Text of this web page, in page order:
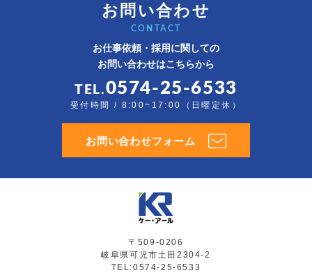
お問い合わせ
CONTACT
お仕事依頼・採用に関しての
お問い合わせはこちらから
TEL.0574-25-6533
受付時間 / 8:00~17:00（日曜定休）
お問い合わせフォーム
〒509-0206
岐阜県可児市土田2304-2
TEL:0574-25-6533